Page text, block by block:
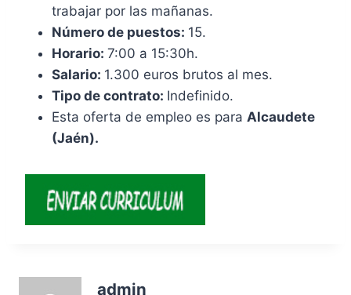
trabajar por las mañanas.
Número de puestos: 15.
Horario: 7:00 a 15:30h.
Salario: 1.300 euros brutos al mes.
Tipo de contrato: Indefinido.
Esta oferta de empleo es para Alcaudete
(Jaén).
admin